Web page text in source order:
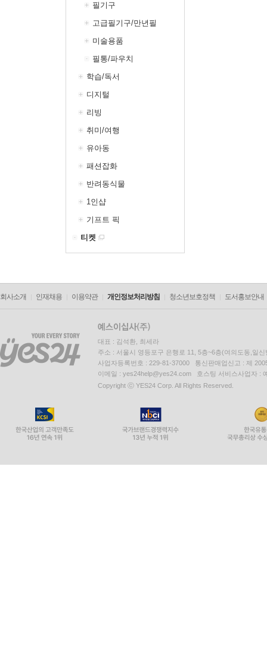
필기구
고급필기구/만년필
미술용품
필통/파우치
학습/독서
디지털
리빙
취미/여행
유아동
패션잡화
반려동식물
1인샵
기프트 픽
티켓
회사소개 인재채용 이용약관 개인정보처리방침 청소년보호정책 도서홍보안내
대표 : 김석환, 최세라
주소 : 서울시 영등포구 은행로 11, 5층~6층(여의도동,일신
사업자등록번호 : 229-81-37000 통신판매업신고 : 제
이메일 : yes24help@yes24.com 호스팅 서비스사업자 :
Copyright ⓒ YES24 Corp. All Rights Reserved.